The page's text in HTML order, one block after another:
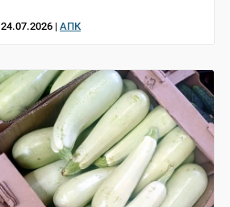
24.07.2026 | АПК